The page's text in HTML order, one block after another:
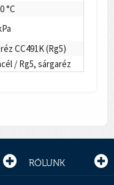
°C
CC491K (Rg5)
/ Rg5, sárgaréz
RÓLUNK